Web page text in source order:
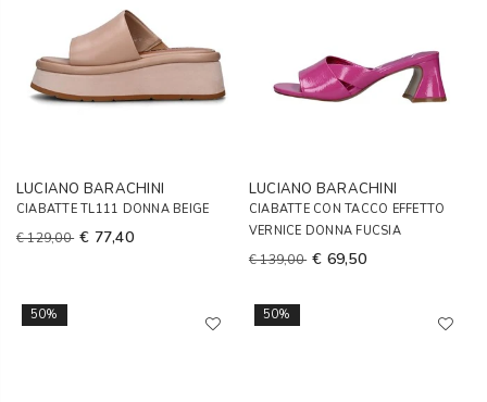
LUCIANO BARACHINI
CIABATTE TL111 DONNA BEIGE
€ 129,00 € 77,40
LUCIANO BARACHINI
CIABATTE CON TACCO EFFETTO
VERNICE DONNA FUCSIA
€ 139,00 € 69,50
50% 50%